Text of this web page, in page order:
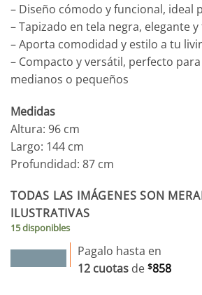
– Diseño cómodo y funcional, ideal
– Tapizado en tela negra, elegante
– Aporta comodidad y estilo a tu
– Compacto y versátil, perfecto
medianos o pequeños
Medidas
Altura: 96 cm
Largo: 144 cm
Profundidad: 87 cm
TODAS LAS IMÁGENES SON
ILUSTRATIVAS
15 disponibles
Pagalo hasta en
12 cuotas de $858